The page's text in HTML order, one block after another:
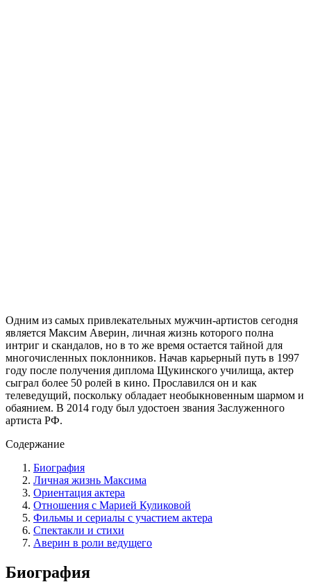
Одним из самых привлекательных мужчин-артистов сегодня
является Максим Аверин, личная жизнь которого полна
интриг и скандалов, но в то же время остается тайной для
многочисленных поклонников. Начав карьерный путь в 1997
году после получения диплома Щукинского училища, актер
сыграл более 50 ролей в кино. Прославился он и как
телеведущий, поскольку обладает необыкновенным шармом и
обаянием. В 2014 году был удостоен звания Заслуженного
артиста РФ.
Содержание
Биография
Личная жизнь Максима
Ориентация актера
Отношения с Марией Куликовой
Фильмы и сериалы с участием актера
Спектакли и стихи
Аверин в роли ведущего
Биография